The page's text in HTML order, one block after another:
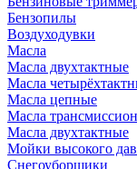
Бензопилы
Воздуходувки
Масла
Масла двухтактные
Масла
Масла цепные
Масла
Масла двухтактные
Мойки высокого
Снегоуборщики